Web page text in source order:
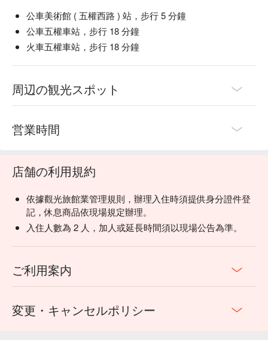
公車美術館 ( 五權西路 ) 站，步行 5 分鐘
公車五權車站，步行 18 分鐘
火車五權車站，步行 18 分鐘
周辺の観光スポット
営業時間
店舗の利用規約
依據觀光旅館業管理規則，辦理入住時須提供身分證件登
記，休息商品依現場規定辦理。
入住人數為 2 人，加人或延長時間須以現場公告為準。
ご利用案内
変更・キャンセルポリシー